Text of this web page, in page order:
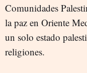
Comunidades
la paz en Oriente
un solo estado
religiones.